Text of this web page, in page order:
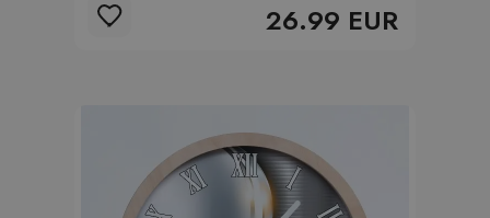
26.99 EUR